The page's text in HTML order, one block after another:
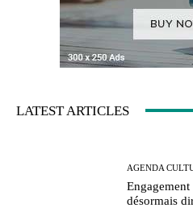
LATEST ARTICLES
AGENDA
désormais